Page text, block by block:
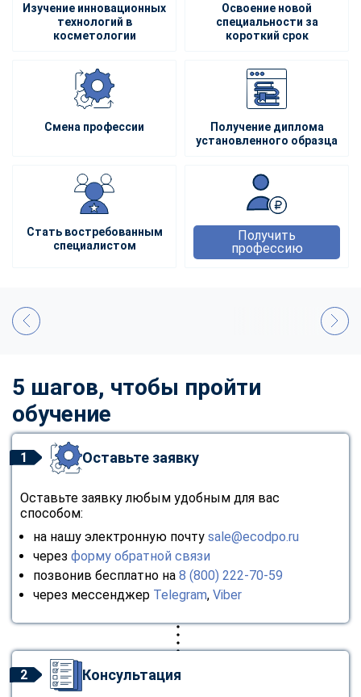
Изучение инновационных
технологий в
косметологии
Освоение новой
специальности за
короткий срок
Смена профессии
Получение диплома
установленного образца
Стать востребованным
специалистом
Получить
профессию
5 шагов, чтобы пройти
обучение
1 Оставьте заявку
Оставьте заявку любым удобным для вас
способом:
на нашу электронную почту sale@ecodpo.ru
через форму обратной связи
позвонив бесплатно на 8 (800) 222-70-59
через мессенджер Telegram, Viber
2 Консультация